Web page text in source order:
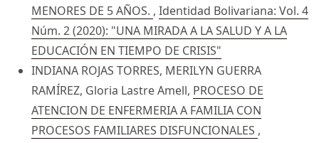
MENORES DE 5 AÑOS. , Identidad Bolivariana: Vol. 4
Núm. 2 (2020): "UNA MIRADA A LA SALUD Y A LA
EDUCACIÓN EN TIEMPO DE CRISIS"
INDIANA ROJAS TORRES, MERILYN GUERRA
RAMÍREZ, Gloria Lastre Amell, PROCESO DE
ATENCION DE ENFERMERIA A FAMILIA CON
PROCESOS FAMILIARES DISFUNCIONALES ,